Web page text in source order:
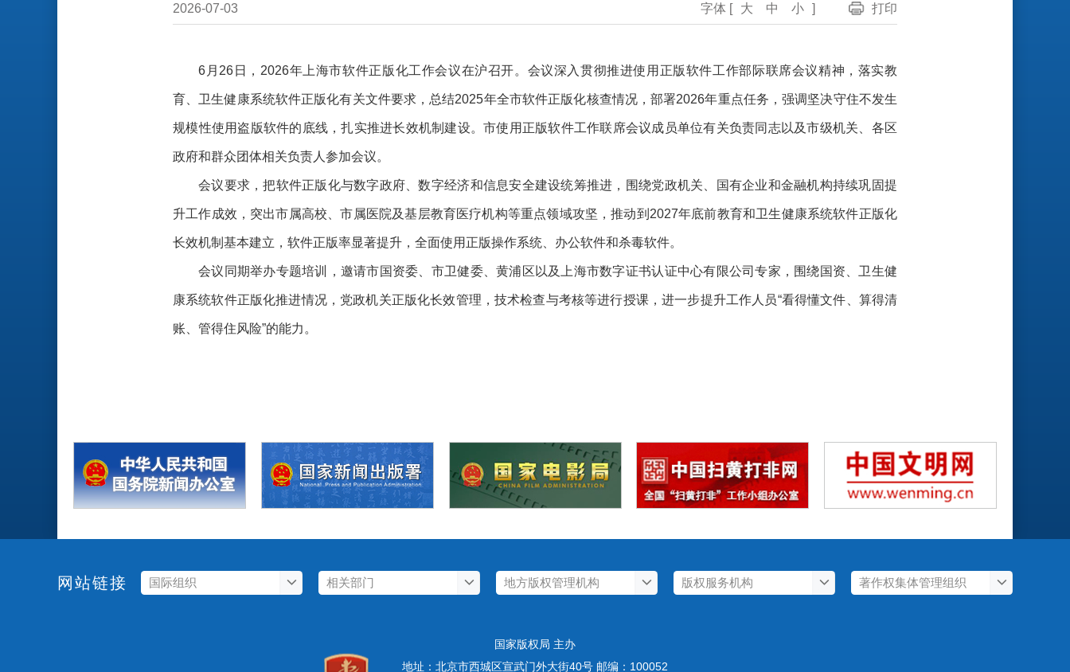
2026-07-03 字体 [ 大 中 小 ] 打印
6月26日，2026年上海市软件正版化工作会议在沪召开。会议深入贯彻推进使用正版软件工作部际联席会议精神，落实教
育、卫生健康系统软件正版化有关文件要求，总结2025年全市软件正版化核查情况，部署2026年重点任务，强调坚决守住不发生
规模性使用盗版软件的底线，扎实推进长效机制建设。市使用正版软件工作联席会议成员单位有关负责同志以及市级机关、各区
政府和群众团体相关负责人参加会议。
会议要求，把软件正版化与数字政府、数字经济和信息安全建设统筹推进，围绕党政机关、国有企业和金融机构持续巩固提
升工作成效，突出市属高校、市属医院及基层教育医疗机构等重点领域攻坚，推动到2027年底前教育和卫生健康系统软件正版化
长效机制基本建立，软件正版率显著提升 ，全面使用正版操作系统、办公软件和杀毒软件。
会议同期举办专题培训，邀请市国资委、市卫健委、黄浦区以及上海市数字证书认证中心有限公司专家，围绕国资、卫生健
康系统软件正版化推进情况，党政机关正版化长效管理，技术检查与考核等进行授课，进一步提升工作人员“看得懂文件、算得清
账、管得住风险”的能力。
网站链接
国家版权局 主办
地址：北京市西城区宣武门外大街40号 邮编：100052